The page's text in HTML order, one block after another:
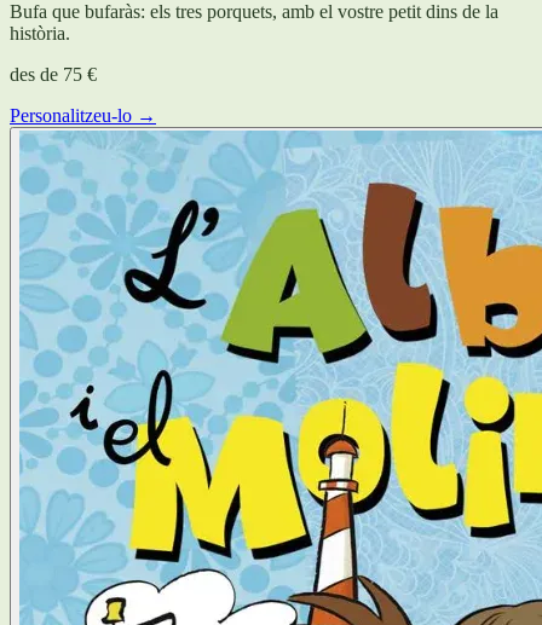
Bufa que bufaràs: els tres porquets, amb el vostre petit dins de la
història.
des de 75 €
Personalitzeu-lo →